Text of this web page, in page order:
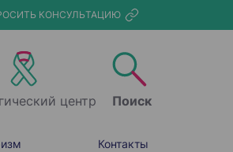
КОНСУЛЬТАЦИЮ
центр Поиск
Контакты